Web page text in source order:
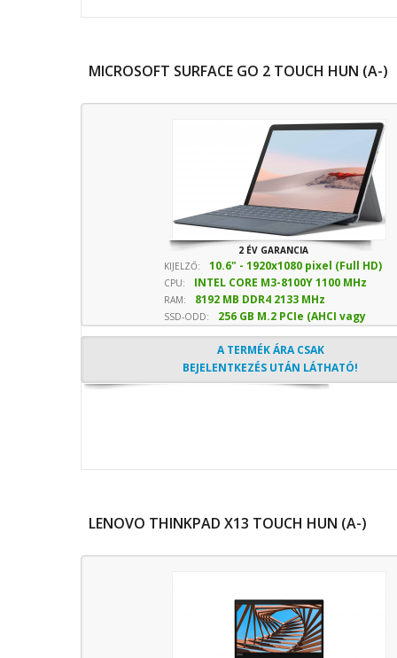
MICROSOFT SURFACE GO 2 TOUCH HUN (A-)
2 ÉV GARANCIA
KIJELZŐ:
10.6" - 1920x1080 pixel (Full HD)
CPU:
INTEL CORE M3-8100Y 1100 MHz
sebesség
RAM: 8192 MB DDR4 2133 MHz
SSD-ODD:
256 GB M.2 PCIe (AHCI vagy
NVMe) SSD- Optika nélkül
A TERMÉK ÁRA CSAK
BEJELENTKEZÉS UTÁN LÁTHATÓ!
LENOVO THINKPAD X13 TOUCH HUN (A-)